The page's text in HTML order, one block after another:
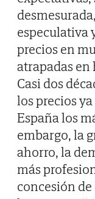
especulativa
precios en
atrapadas en
Casi dos
los precios
España los
embargo, la
ahorro, la
más
concesión